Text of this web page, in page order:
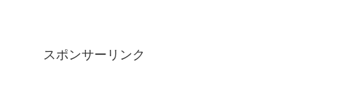
スポンサーリンク